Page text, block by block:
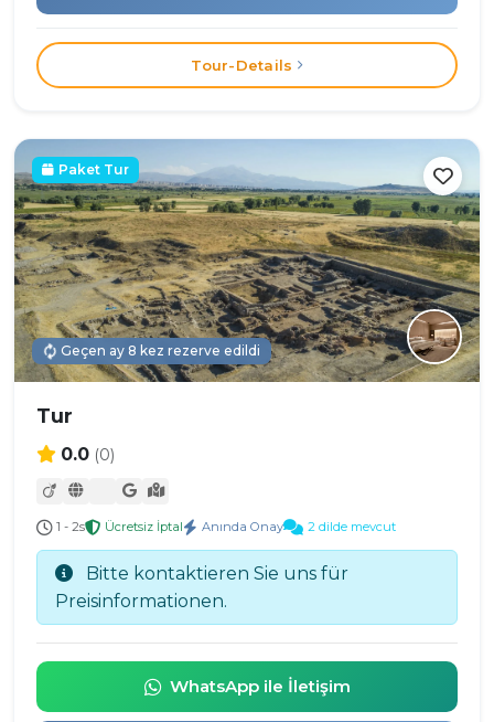
Tour-Details
Paket Tur
Geçen ay 8 kez rezerve edildi
Tur
0.0 (0)
1 - 2s Ücretsiz İptal Anında Onay 2 dilde mevcut
Bitte kontaktieren Sie uns für
Preisinformationen.
WhatsApp ile İletişim